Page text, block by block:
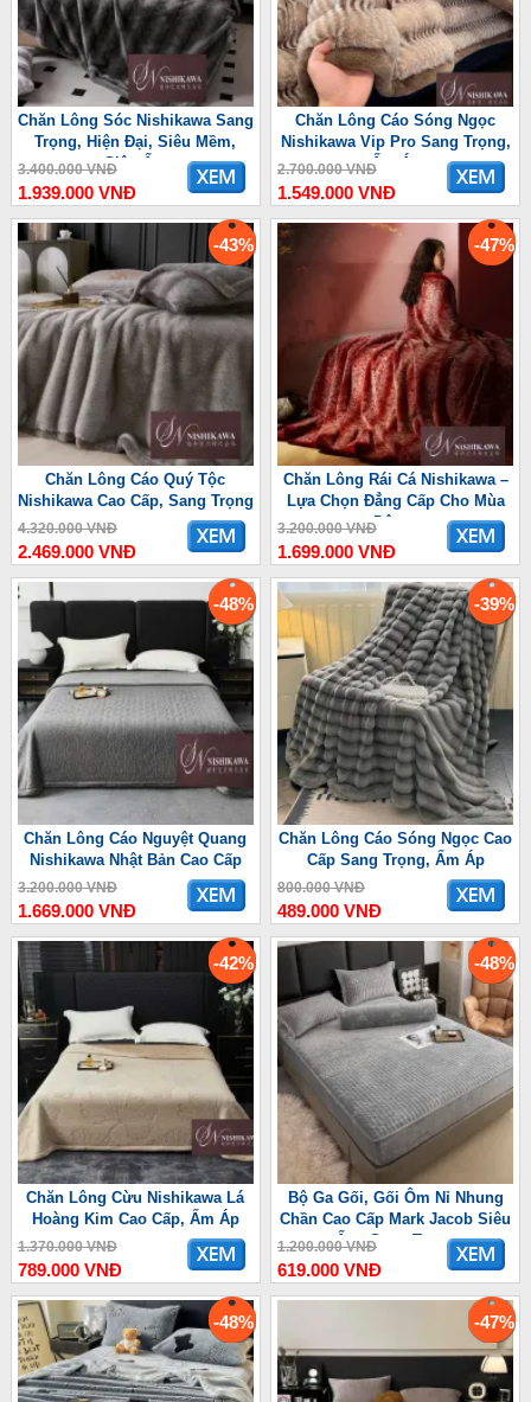
Chăn Lông Sóc Nishikawa Sang
Trọng, Hiện Đại, Siêu Mềm,
Siêu Ấm
3.400.000 VNĐ
1.939.000 VNĐ
Chăn Lông Cáo Sóng Ngọc
Nishikawa Vip Pro Sang Trọng,
Ấm Áp
2.700.000 VNĐ
1.549.000 VNĐ
-43%
Chăn Lông Cáo Quý Tộc
Nishikawa Cao Cấp, Sang Trọng
4.320.000 VNĐ
2.469.000 VNĐ
-47%
Chăn Lông Rái Cá Nishikawa –
Lựa Chọn Đẳng Cấp Cho Mùa
Đông
3.200.000 VNĐ
1.699.000 VNĐ
-48%
Chăn Lông Cáo Nguyệt Quang
Nishikawa Nhật Bản Cao Cấp
3.200.000 VNĐ
1.669.000 VNĐ
-39%
Chăn Lông Cáo Sóng Ngọc Cao
Cấp Sang Trọng, Ấm Áp
800.000 VNĐ
489.000 VNĐ
-42%
Chăn Lông Cừu Nishikawa Lá
Hoàng Kim Cao Cấp, Ấm Áp
1.370.000 VNĐ
789.000 VNĐ
-48%
Bộ Ga Gối, Gối Ôm Nỉ Nhung
Chần Cao Cấp Mark Jacob Siêu
Ấm, Sang Trọng
1.200.000 VNĐ
619.000 VNĐ
-48% -47%